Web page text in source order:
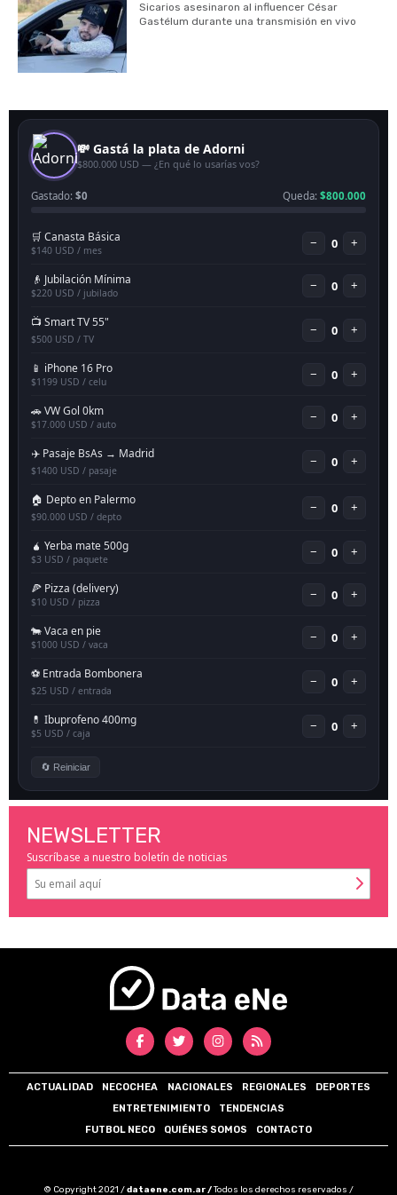
Sicarios asesinaron al influencer César
Gastélum durante una transmisión en vivo
NEWSLETTER
Suscríbase a nuestro boletín de noticias
ACTUALIDAD NECOCHEA NACIONALES REGIONALES
DEPORTES
ENTRETENIMIENTO
TENDENCIAS
FUTBOL NECO
QUIÉNES SOMOS CONTACTO
© Copyright 2021 /dataene.com.ar /Todos los derechos reservados /